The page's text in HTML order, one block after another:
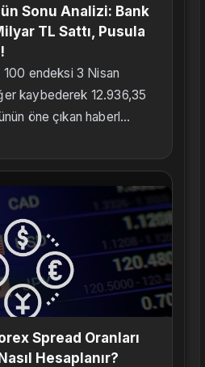
Sonu Analizi: Bank
TL Sattı, Pusula
endeksi 3 Nisan
kaybederek 12.936,35
öne çıkan haberl...
Spread Oranları
Hesaplanır?